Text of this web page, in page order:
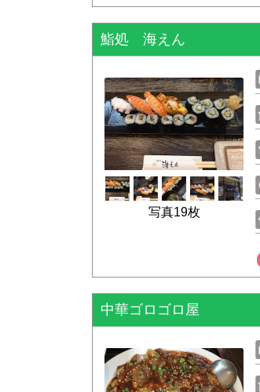
鮨処 海えん
写真19枚
中華ゴロゴロ屋